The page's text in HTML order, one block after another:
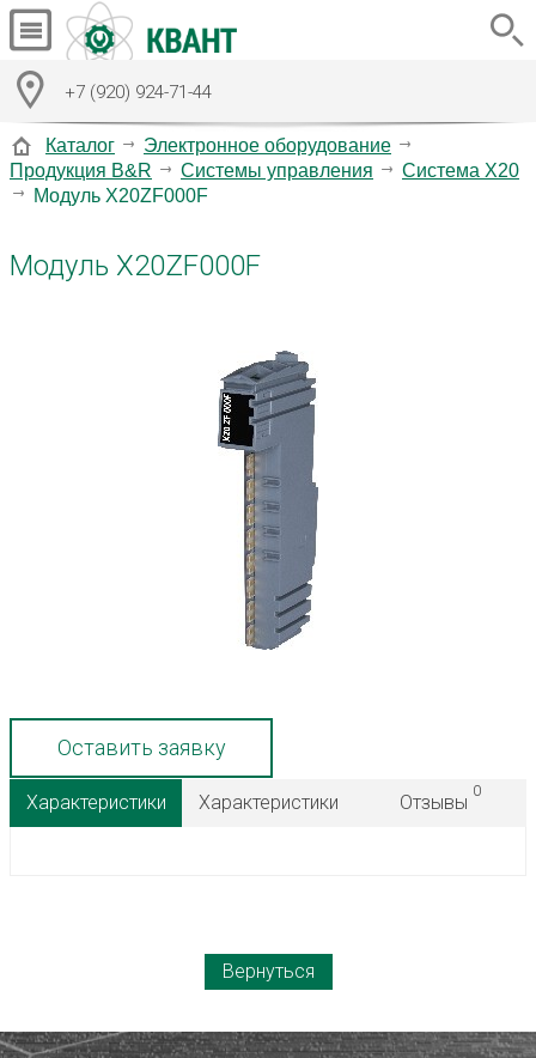
+7 (920) 924-71-44
Каталог
Электронное оборудование
Продукция B&R
Системы управления
Система X20
Модуль X20ZF000F
Модуль X20ZF000F
Оставить заявку
Характеристики Характеристики Отзывы
0
Вернуться